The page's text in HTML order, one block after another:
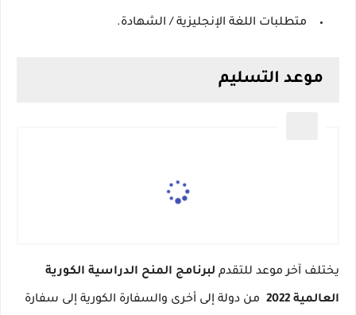
متطلبات اللغة الإنجليزية / الشهادة.
موعد التسليم
يختلف آخر موعد للتقدم لبرنامج المنح الدراسية الكورية
العالمية 2022 من دولة إلى أخرى والسفارة الكورية إلى سفارة